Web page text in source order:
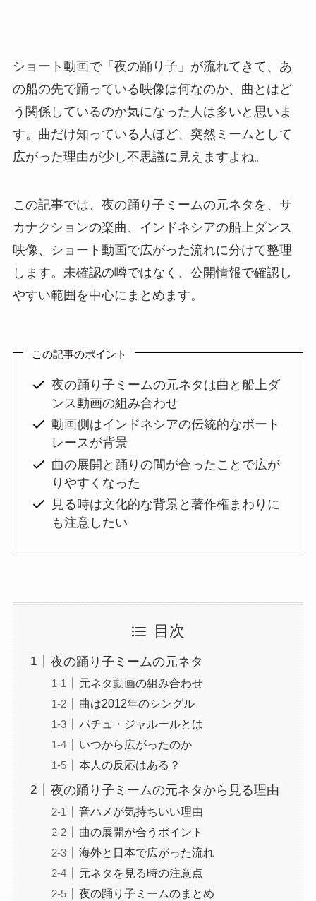
ショート動画で「夜の踊り子」が流れてきて、あ
の船の先で踊っている映像は何なのか、曲とはど
う関係しているのか気になった人は多いと思いま
す。曲だけ知っている人ほど、突然ミームとして
広がった理由が少し不思議に見えますよね。
この記事では、夜の踊り子ミームの元ネタを、サ
カナクションの楽曲、インドネシアの船上ダンス
映像、ショート動画で広がった流れに分けて整理
します。未確認の噂ではなく、公開情報で確認し
やすい範囲を中心にまとめます。
この記事のポイント
夜の踊り子ミームの元ネタは曲と船上ダ
ンス動画の組み合わせ
動画側はインドネシアの伝統的なボート
レースが背景
曲の展開と踊りの間が合ったことで広が
りやすくなった
見る時は文化的な背景と著作権まわりに
も注意したい
目次
夜の踊り子ミームの元ネタ
元ネタ動画の組み合わせ
曲は2012年のシングル
パチュ・ジャルールとは
いつから広がったのか
本人の反応はある？
夜の踊り子ミームの元ネタから見る理由
音ハメが気持ちいい理由
曲の展開が合うポイント
海外と日本で広がった流れ
元ネタを見る時の注意点
夜の踊り子ミームのまとめ